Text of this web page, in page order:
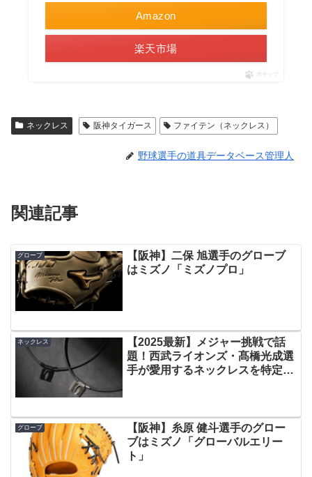
Amazon
楽天市場
ポチップ
ネックレス 阪神タイガース ファイテン（ネックレス）
野球選手の道具データベース管理人
関連記事
グローブ
【阪神】二保 旭選手のグローブ
はミズノ「ミズノプロ」
ネックレス
【2025最新】メジャー挑戦で話
題！西武ライオンズ・髙橋光成選
手が愛用するネックレスを特定・
グローブ
【阪神】糸原 健斗選手のグロー
ブはミズノ「グローバルエリー
ト」